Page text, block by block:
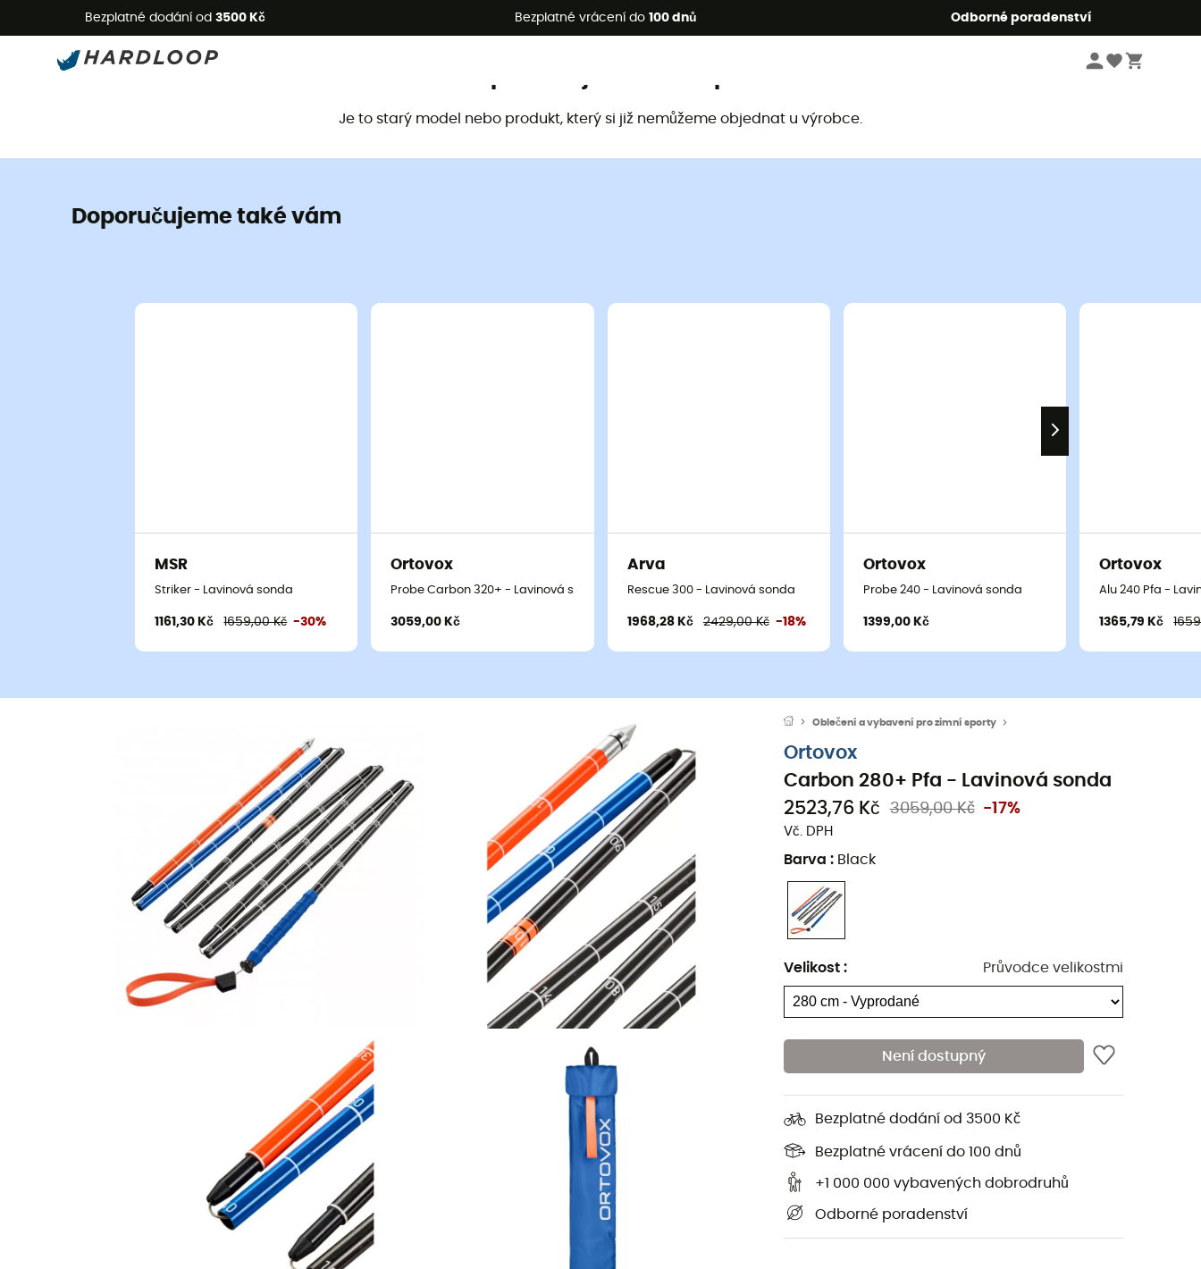
Bezplatné dodání od 3500 Kč Bezplatné vrácení do 100 dnů Odborné poradenství
Letní akce 🔥 -5 % EXTRA při nákupu 2 produktů* s kódem Summer5
Je to starý model nebo produkt, který si již nemůžeme objednat u výrobce.
Doporučujeme také vám
MSR
Striker - Lavinová sonda
1161,30 Kč 1659,00 Kč -30%
Ortovox
Probe Carbon 320+ - Lavinová sonda
3059,00 Kč
Arva
Rescue 300 - Lavinová sonda
1968,28 Kč 2429,00 Kč -18%
Ortovox
Probe 240 - Lavinová sonda
1399,00 Kč
Ortovox
Alu 240 Pfa -
1365,79 Kč
Oblečení a vybavení pro zimní sporty
Ortovox
Carbon 280+ Pfa - Lavinová sonda
2523,76 Kč
3059,00 Kč -17%
Vč. DPH
Barva : Black
Velikost : Průvodce velikostmi
Není dostupný
Bezplatné dodání od 3500 Kč
Bezplatné vrácení do 100 dnů
+1 000 000 vybavených dobrodruhů
Odborné poradenství